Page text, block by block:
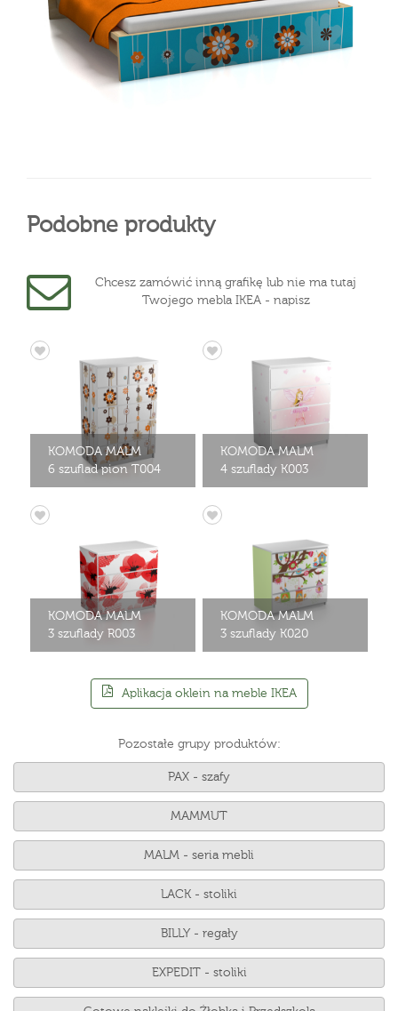
Podobne produkty
Chcesz zamówić inną grafikę lub nie ma tutaj
Twojego mebla IKEA - napisz
KOMODA MALM
6 szuflad pion T004
KOMODA MALM
4 szuflady K003
KOMODA MALM
3 szuflady R003
KOMODA MALM
3 szuflady K020
Aplikacja oklein na meble IKEA
Pozostałe grupy produktów:
PAX - szafy
MAMMUT
MALM - seria mebli
LACK - stoliki
BILLY - regały
EXPEDIT - stoliki